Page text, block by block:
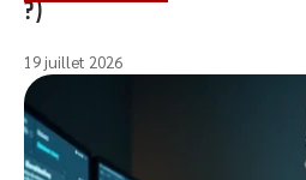
?)
19 juillet 2026